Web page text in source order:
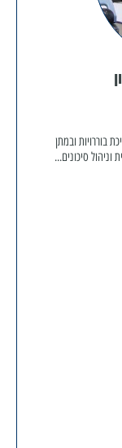
1987. מומחה בעריכת בוררויות ובמתן
סיכונים...